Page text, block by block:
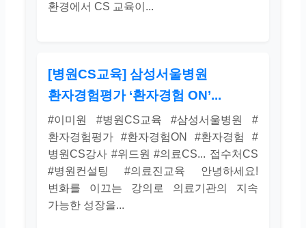
환경에서 CS 교육이...
[병원CS교육] 삼성서울병원
환자경험평가 ‘환자경험 ON’...
#이미원 #병원CS교육 #삼성서울병원 #
환자경험평가 #환자경험ON #환자경험 #
병원CS강사 #위드원 #의료CS... 접수처CS
#병원컨설팅 #의료진교육 안녕하세요!
변화를 이끄는 강의로 의료기관의 지속
가능한 성장을...